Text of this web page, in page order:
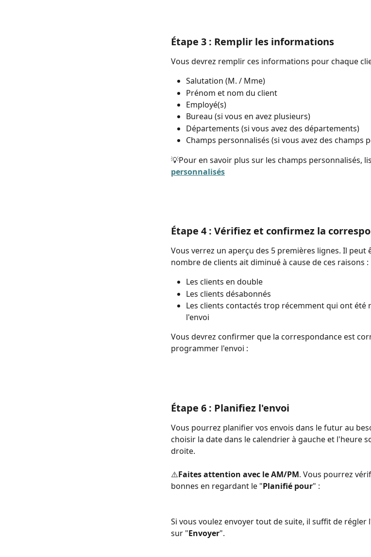
Étape 3 : Remplir les informations
Vous devrez remplir ces informations pour chaque
Salutation (M. / Mme)
Prénom et nom du client
Employé(s)
Bureau (si vous en avez plusieurs)
Départements (si vous avez des départements)
Champs personnalisés (si vous avez des champs
💡Pour en savoir plus sur les champs personnalisés,
personnalisés
Étape 4 : Vérifiez et confirmez la
Vous verrez un aperçu des 5 premières lignes. Il
nombre de clients ait diminué à cause de ces raisons :
Les clients en double
Les clients désabonnés
Les clients contactés trop récemment qui ont
l'envoi
Vous devrez confirmer que la correspondance est
programmer l'envoi :
Étape 6 : Planifiez l'envoi
Vous pourrez planifier vos envois dans le futur au
choisir la date dans le calendrier à gauche et l'heure
droite.
⚠️Faites attention avec le AM/PM. Vous pourrez
bonnes en regardant le "Planifié pour" :
Si vous voulez envoyer tout de suite, il suffit de
sur "Envoyer".